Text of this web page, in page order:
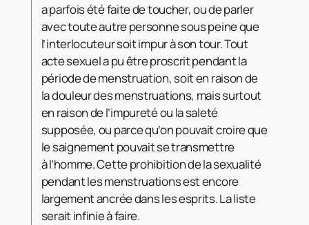
a parfois été faite de toucher, ou de parler
avec toute autre personne sous peine que
l’interlocuteur soit impur à son tour. Tout
acte sexuel a pu être proscrit pendant la
période de menstruation, soit en raison de
la douleur des menstruations, mais surtout
en raison de l’impureté ou la saleté
supposée, ou parce qu’on pouvait croire que
le saignement pouvait se transmettre
à l’homme. Cette prohibition de la sexualité
pendant les menstruations est encore
largement ancrée dans les esprits. La liste
serait infinie à faire.